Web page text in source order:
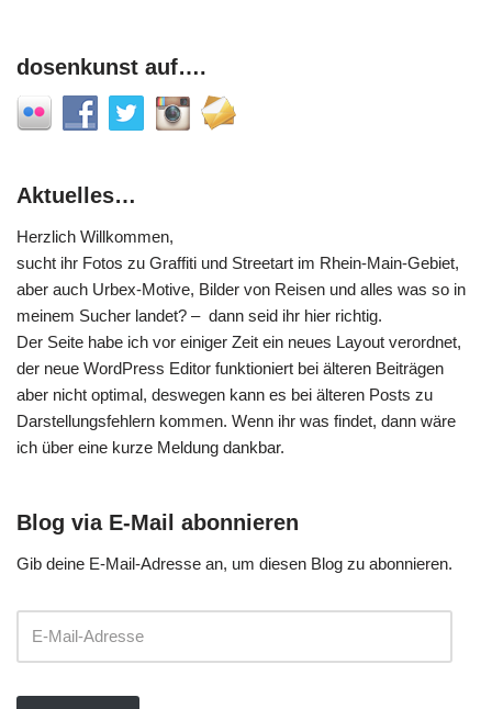
dosenkunst auf….
Aktuelles…
Herzlich Willkommen,
sucht ihr Fotos zu Graffiti und Streetart im Rhein-Main-Gebiet,
aber auch Urbex-Motive, Bilder von Reisen und alles was so in
meinem Sucher landet? – dann seid ihr hier richtig.
Der Seite habe ich vor einiger Zeit ein neues Layout verordnet,
der neue WordPress Editor funktioniert bei älteren Beiträgen
aber nicht optimal, deswegen kann es bei älteren Posts zu
Darstellungsfehlern kommen. Wenn ihr was findet, dann wäre
ich über eine kurze Meldung dankbar.
Blog via E-Mail abonnieren
Gib deine E-Mail-Adresse an, um diesen Blog zu abonnieren.